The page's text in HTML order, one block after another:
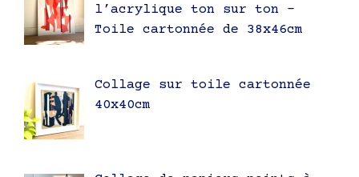
l’acrylique ton sur ton –
Toile cartonnée de 38x46cm
Collage sur toile cartonnée
40x40cm